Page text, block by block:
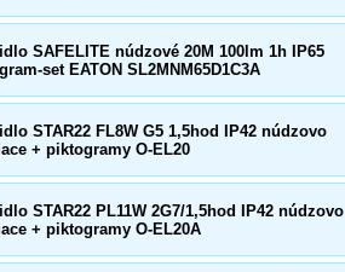
SAFELITE núdzové 20M 100lm 1h IP65
set EATON SL2MNM65D1C3A
STAR22 FL8W G5 1,5hod IP42 núdzovo
+ piktogramy O-EL20
STAR22 PL11W 2G7/1,5hod IP42 núdzovo
+ piktogramy O-EL20A